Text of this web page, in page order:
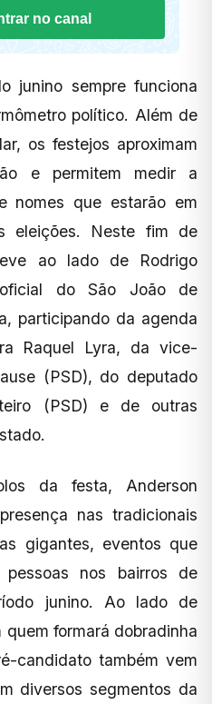
no canal
junino sempre funciona
político. Além de
os festejos aproximam
e permitem medir a
nomes que estarão em
eleições. Neste fim de
ao lado de Rodrigo
do São João de
participando da agenda
Raquel Lyra, da vice-
(PSD), do deputado
(PSD) e de outras
da festa, Anderson
nas tradicionais
gigantes, eventos que
pessoas nos bairros de
junino. Ao lado de
formará dobradinha
candidato também vem
diversos segmentos da